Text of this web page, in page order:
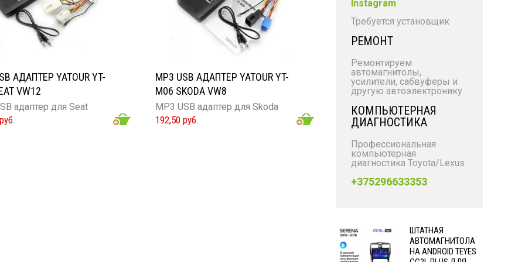
АДАПТЕР YATOUR YT-
VW12
адаптер для Seat
MP3 USB АДАПТЕР YATOUR YT-
M06 SKODA VW8
MP3 USB адаптер для Skoda
192,50 руб.
Instagram
Требуется установщик
РЕМОНТ
Ремонтируем
автомагнитолы,
усилители, сабвуферы и
другую автоэлектронику
КОМПЬЮТЕРНАЯ
ДИАГНОСТИКА
Профессиональная
компьютерная
диагностика Toyota/Lexus
+375296633353
ШТАТНАЯ
АВТОМАГНИТОЛА
НА ANDROID TEYES